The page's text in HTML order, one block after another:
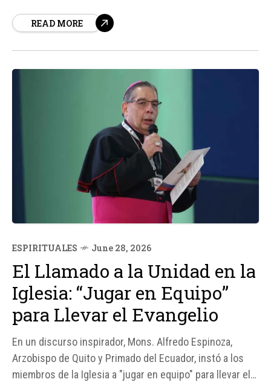
los terremotos, con magnitudes de 7. 2 y 7. 5, ocurrieron
READ MORE
ESPIRITUALES June 28, 2026
El Llamado a la Unidad en la
Iglesia: “Jugar en Equipo”
para Llevar el Evangelio
En un discurso inspirador, Mons. Alfredo Espinoza,
Arzobispo de Quito y Primado del Ecuador, instó a los
miembros de la Iglesia a "jugar en equipo" para llevar el